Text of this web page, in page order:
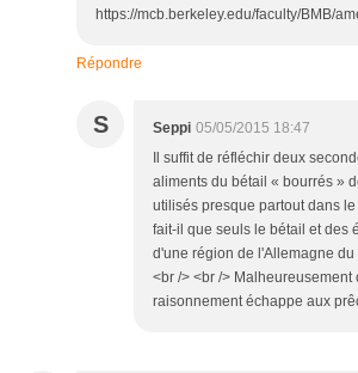
https://mcb.berkeley.edu/faculty/BMB/
Répondre
S Seppi 05/05/2015 18:47
Il suffit de réfléchir deux
aliments du bétail « bourrés »
utilisés presque partout dans
fait-il que seuls le bétail et des
d'une région de l'Allemagne
<br /> <br /> Malheureusement
raisonnement échappe aux